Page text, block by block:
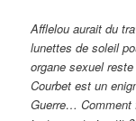
Afflelou aurait du
lunettes de soleil
organe sexuel
Courbet est un
Guerre… Comment